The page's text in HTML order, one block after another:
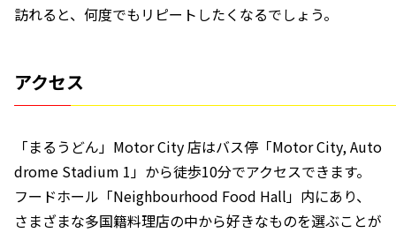
訪れると、何度でもリピートしたくなるでしょう。
アクセス
「まるうどん」Motor City 店はバス停「Motor City, Auto
drome Stadium 1」から徒歩10分でアクセスできます。
フードホール「Neighbourhood Food Hall」内にあり、
さまざまな多国籍料理店の中から好きなものを選ぶことが